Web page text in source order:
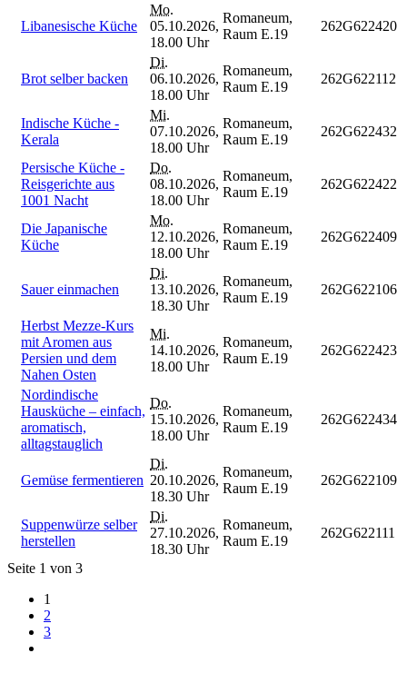
Libanesische Küche
Mo.
05.10.2026,
18.00 Uhr
Romaneum,
Raum E.19
262G622420
Brot selber backen
Di.
06.10.2026,
18.00 Uhr
Romaneum,
Raum E.19
262G622112
Indische Küche -
Kerala
Mi.
07.10.2026,
18.00 Uhr
Romaneum,
Raum E.19
262G622432
Persische Küche -
Reisgerichte aus
1001 Nacht
Do.
08.10.2026,
18.00 Uhr
Romaneum,
Raum E.19
262G622422
Die Japanische
Küche
Mo.
12.10.2026,
18.00 Uhr
Romaneum,
Raum E.19
262G622409
Sauer einmachen
Di.
13.10.2026,
18.30 Uhr
Romaneum,
Raum E.19
262G622106
Herbst Mezze-Kurs
mit Aromen aus
Persien und dem
Nahen Osten
Mi.
14.10.2026,
18.00 Uhr
Romaneum,
Raum E.19
262G622423
Nordindische
Hausküche – einfach,
aromatisch,
alltagstauglich
Do.
15.10.2026,
18.00 Uhr
Romaneum,
Raum E.19
262G622434
Gemüse fermentieren
Di.
20.10.2026,
18.30 Uhr
Romaneum,
Raum E.19
262G622109
Suppenwürze selber
herstellen
Di.
27.10.2026,
18.30 Uhr
Romaneum,
Raum E.19
262G622111
Seite 1 von 3
1
2
3